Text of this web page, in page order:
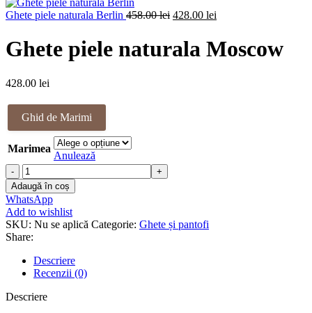
fost:
Ghete piele naturala Berlin 458.00lei Prețul
fost:
428.00 lei
este:
428.00 lei.
Ghete piele naturala Moscow
428.00 lei
Ghid de Marimi
Marimea
Anulează
Cantitate
Ghete
piele
naturala
Moscow
Adaugă în coș
WhatsApp
Add to wishlist
SKU: Nu se aplică Categorie: Ghete și pantofi
Share:
Descriere
Recenzii (0)
Descriere